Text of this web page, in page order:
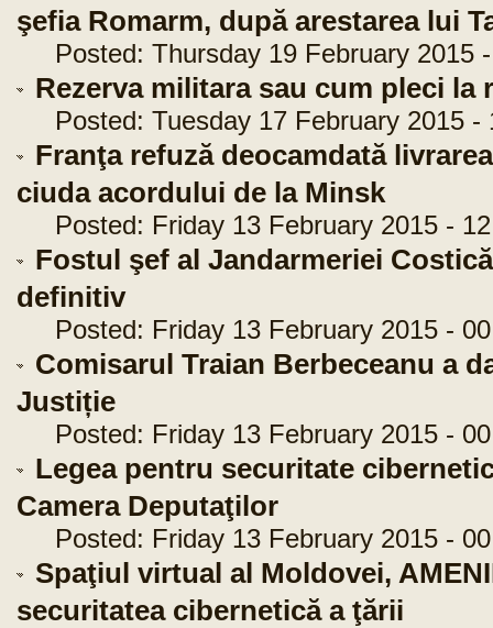
şefia Romarm, după arestarea lui
Posted: Thursday 19 February 2015 -
Rezerva militara sau cum pleci
Posted: Tuesday 17 February 2015 -
Franţa refuză deocamdată
ciuda acordului de la Minsk
Posted: Friday 13 February 2015 -
Fostul şef al Jandarmeriei
definitiv
Posted: Friday 13 February 2015 -
Comisarul Traian Berbeceanu a
Justiție
Posted: Friday 13 February 2015 -
Legea pentru securitate
Camera Deputaţilor
Posted: Friday 13 February 2015 -
Spaţiul virtual al Moldovei,
securitatea cibernetică a ţării